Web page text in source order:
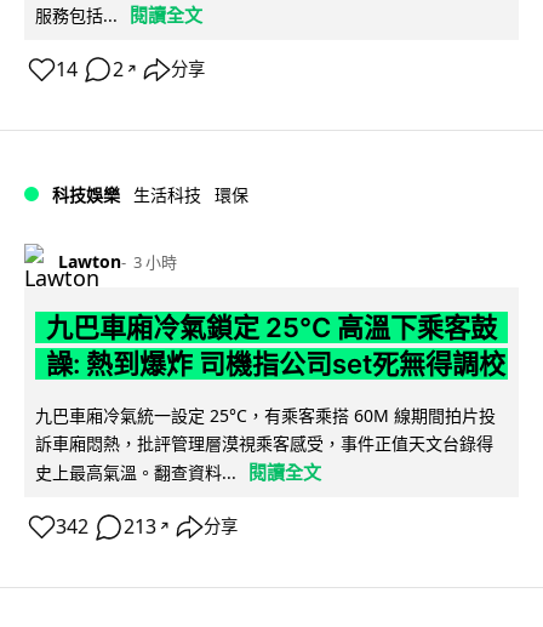
服務包括...
閱讀全文
14 2 ↗ 分享
科技娛樂 生活科技 環保
Lawton 3 小時
九巴車廂冷氣鎖定 25°C 高溫下乘客鼓
譟: 熱到爆炸 司機指公司set死無得調校
九巴車廂冷氣統一設定 25°C，有乘客乘搭 60M 線期間拍片投
訴車廂悶熱，批評管理層漠視乘客感受，事件正值天文台錄得
史上最高氣溫。翻查資料...
閱讀全文
342 213 ↗ 分享